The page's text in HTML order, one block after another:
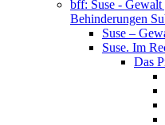
bff: Suse - Gewalt
Behinderungen
Suse –
Suse. Im
Das